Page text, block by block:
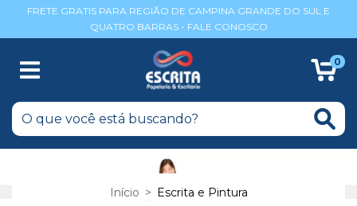
FRETE GRATIS PARA REGIÃO DE CAMPINA GRANDE DO SUL E
QUATRO BARRAS - FALE CONOSCO
0
Início > Escrita e Pintura